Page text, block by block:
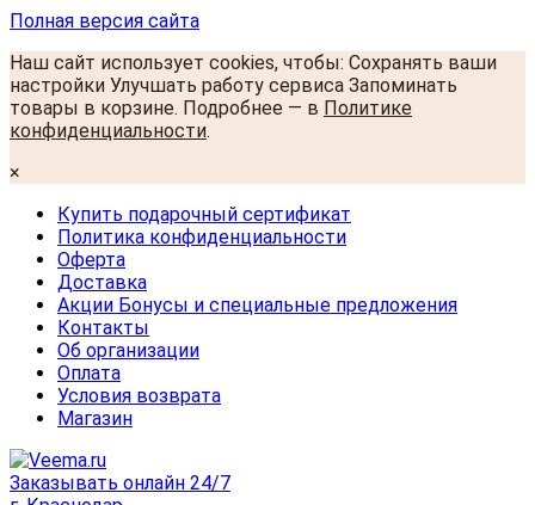
Полная версия сайта
Наш сайт использует cookies, чтобы: Сохранять ваши
настройки Улучшать работу сервиса Запоминать
товары в корзине. Подробнее — в Политике
конфиденциальности.
×
Купить подарочный сертификат
Политика конфиденциальности
Оферта
Доставка
Акции Бонусы и специальные предложения
Контакты
Об организации
Оплата
Условия возврата
Магазин
Заказывать онлайн 24/7